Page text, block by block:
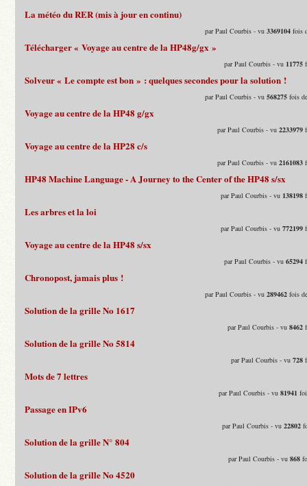
La météo du RER (mis à jour en continu)
par Paul Courbis - vu3369104 fois
Télécharger « Voyage au centre de la HP48g/gx »
par Paul Courbis - vu 11775
Solveur « Le compte est bon » : quelques secondes pour la solution !
par Paul Courbis - vu568275 fois
Voyage au centre de la HP48 g/gx
par Paul Courbis - vu2233979
Voyage au centre de la HP28 c/s
par Paul Courbis - vu2161083
HP48 Machine Language - A Journey to the Center of the HP48 s/sx
par Paul Courbis - vu 138198
Les arbres et la loi
par Paul Courbis - vu772199
Voyage au centre de la HP48 s/sx
par Paul Courbis - vu65294
Chronopost, jamais plus !
par Paul Courbis - vu289462 fois
Solution de la grille No 1617
par Paul Courbis - vu8462
Solution de la grille No 5814
par Paul Courbis - vu728
Mots de 7 lettres
par Paul Courbis - vu81941
Passage en IPv6
par Paul Courbis - vu22802
Solution de la grille N° 804
par Paul Courbis - vu868
Solution de la grille No 4520